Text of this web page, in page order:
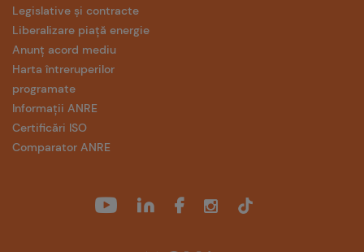
Legislative și contracte
Liberalizare piață energie
Anunț acord mediu
Harta întreruperilor
programate
Informații ANRE
Certificări ISO
Comparator ANRE